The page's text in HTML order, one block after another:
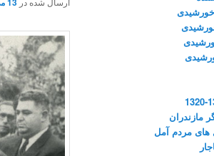
مازندران
مردم آمل